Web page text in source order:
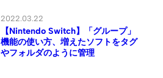
2022.03.22
【Nintendo Switch】「グループ」
機能の使い方、増えたソフトをタグ
やフォルダのように管理